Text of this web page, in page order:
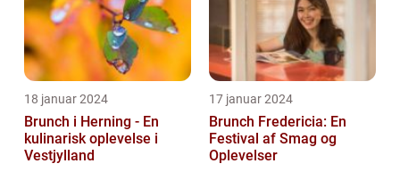
18 januar 2024
Brunch i Herning - En
kulinarisk oplevelse i
Vestjylland
17 januar 2024
Brunch Fredericia: En
Festival af Smag og
Oplevelser